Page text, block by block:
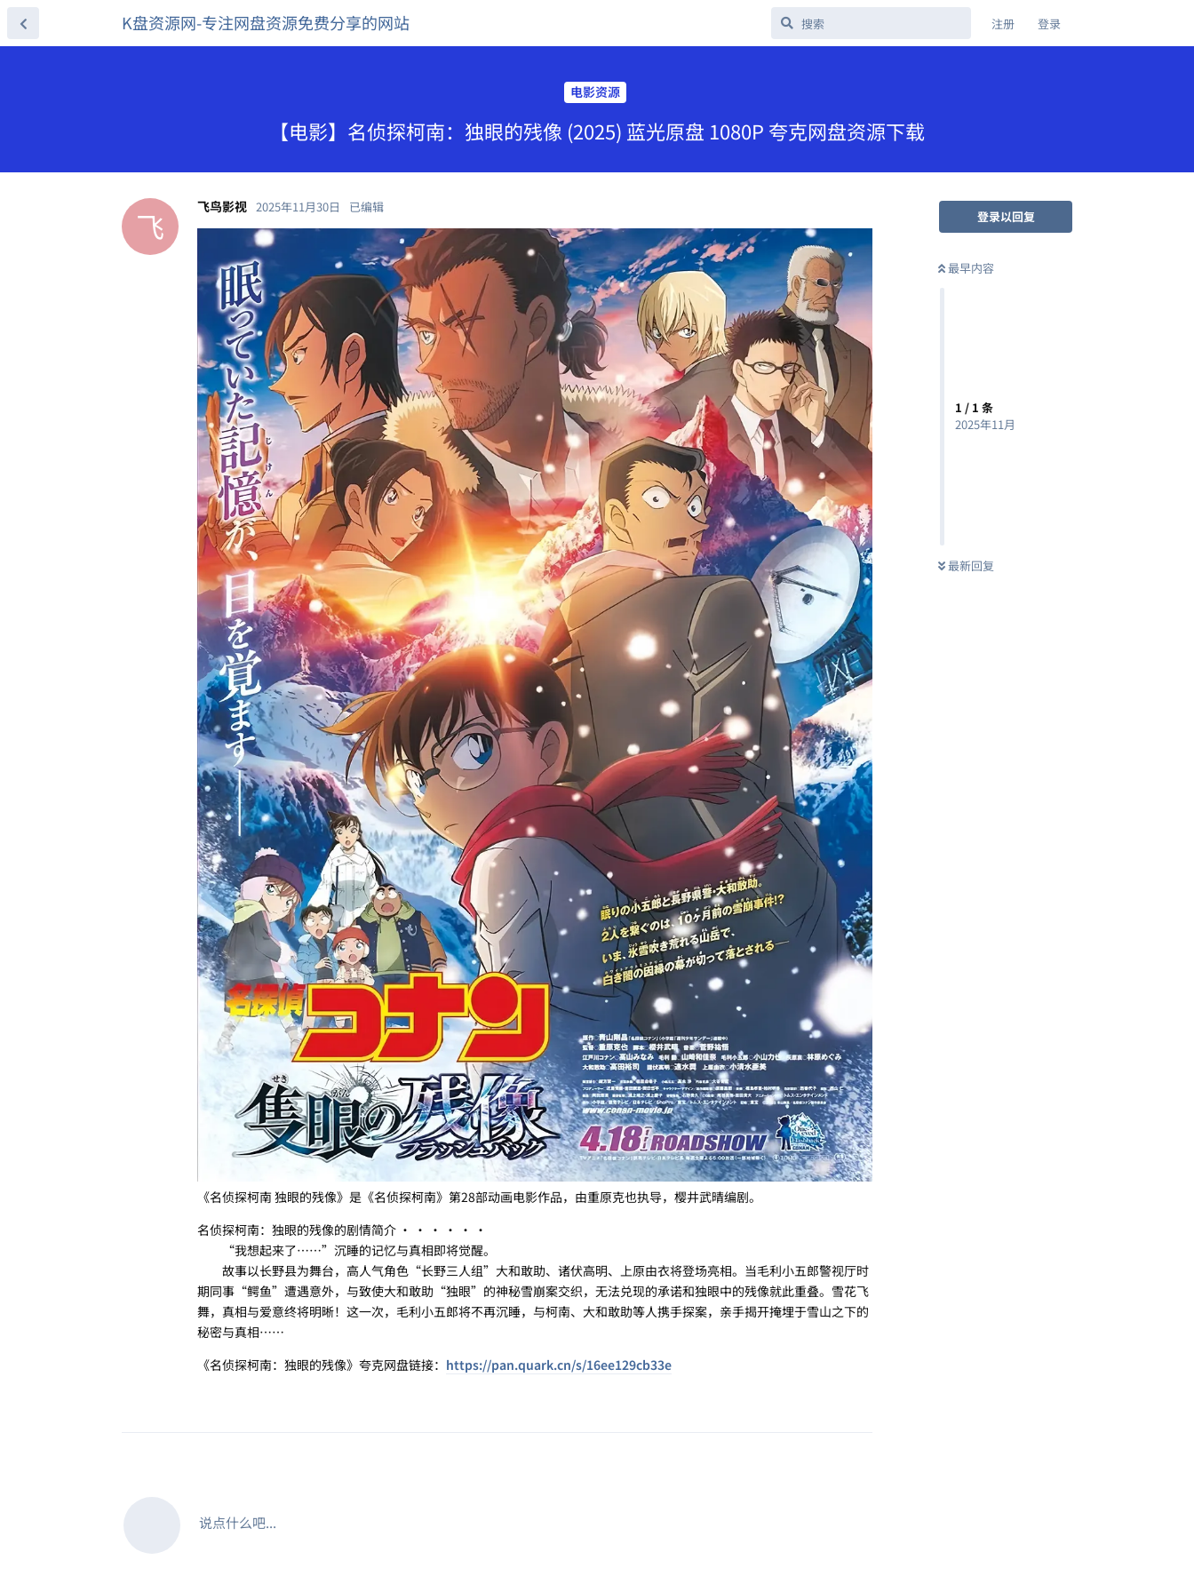
K盘资源网-专注网盘资源免费分享的网站 注册 登录
电影资源
【电影】名侦探柯南：独眼的残像 (2025) 蓝光原盘 1080P 夸克网盘资源下载
登录以回复
最早内容
1 / 1 条
2025年11月
最新回复
飞 飞鸟影视 2025年11月30日 已编辑
《名侦探柯南 独眼的残像》是《名侦探柯南》第28部动画电影作品，由重原克也执导，樱井武晴编剧。
名侦探柯南：独眼的残像的剧情简介 · · · · · ·
“我想起来了……”沉睡的记忆与真相即将觉醒。
故事以长野县为舞台，高人气角色“长野三人组”大和敢助、诸伏高明、上原由衣将登场亮相。当毛利小五郎警视厅时
期同事“鳄鱼”遭遇意外，与致使大和敢助“独眼”的神秘雪崩案交织，无法兑现的承诺和独眼中的残像就此重叠。雪花飞
舞，真相与爱意终将明晰！这一次，毛利小五郎将不再沉睡，与柯南、大和敢助等人携手探案，亲手揭开掩埋于雪山之下的
秘密与真相……
《名侦探柯南：独眼的残像》夸克网盘链接： https://pan.quark.cn/s/16ee129cb33e
说点什么吧...